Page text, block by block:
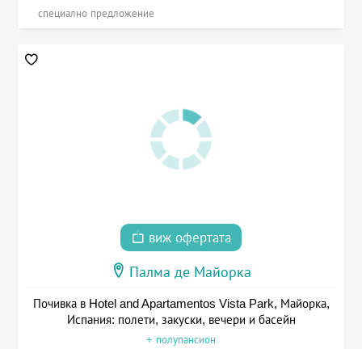
специално предложение
виж офертата
Палма де Майорка
Почивка в Hotel and Apartamentos Vista Park, Майорка,
Испания: полети, закуски, вечери и басейн
+ полупансион